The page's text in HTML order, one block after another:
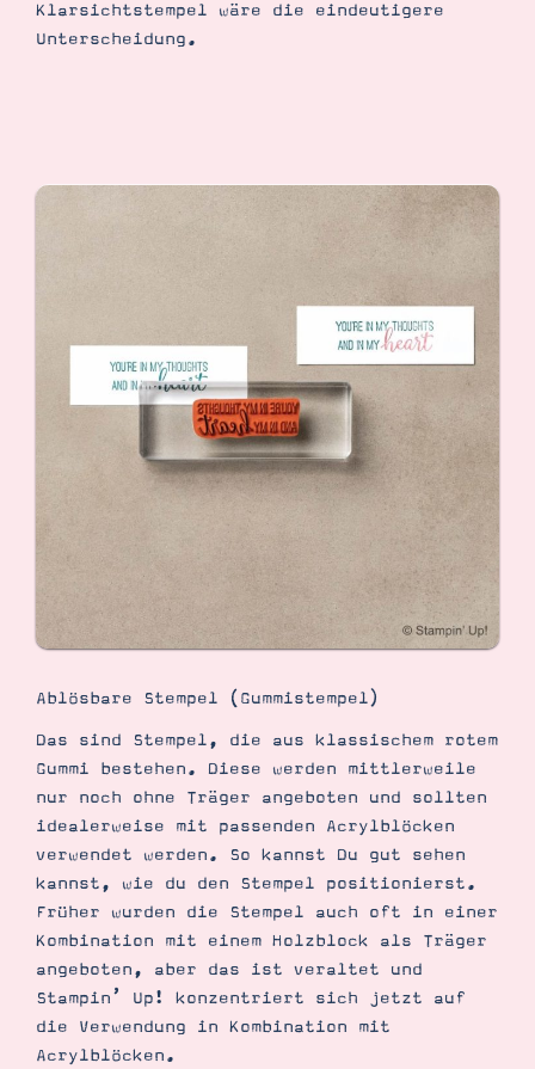
Impressum Datenschutz
Klarsichtstempel wäre die eindeutigere
Unterscheidung.
Ablösbare Stempel (Gummistempel)
Das sind Stempel, die aus klassischem rotem
Gummi bestehen. Diese werden mittlerweile
nur noch ohne Träger angeboten und sollten
idealerweise mit passenden Acrylblöcken
verwendet werden. So kannst Du gut sehen
kannst, wie du den Stempel positionierst.
Früher wurden die Stempel auch oft in einer
Kombination mit einem Holzblock als Träger
angeboten, aber das ist veraltet und
Stampin’ Up! konzentriert sich jetzt auf
die Verwendung in Kombination mit
Acrylblöcken.